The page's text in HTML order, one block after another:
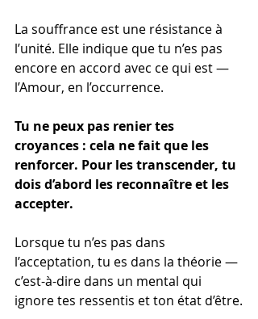
La souffrance est une résistance à
l’unité. Elle indique que tu n’es pas
encore en accord avec ce qui est —
l’Amour, en l’occurrence.
Tu ne peux pas renier tes
croyances : cela ne fait que les
renforcer. Pour les transcender, tu
dois d’abord les reconnaître et les
accepter.
Lorsque tu n’es pas dans
l’acceptation, tu es dans la théorie —
c’est-à-dire dans un mental qui
ignore tes ressentis et ton état d’être.